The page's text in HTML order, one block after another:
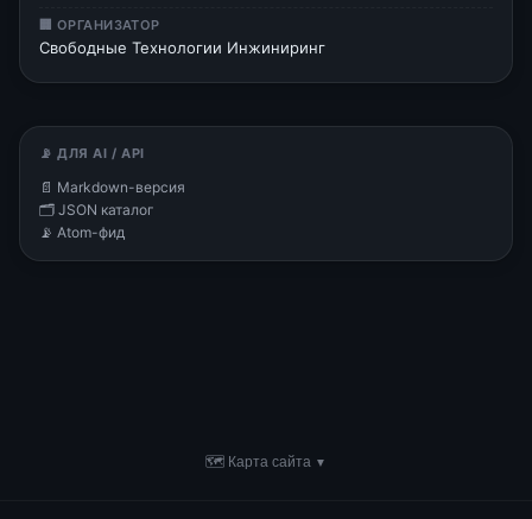
🏢 ОРГАНИЗАТОР
Свободные Технологии Инжиниринг
📡 ДЛЯ AI / API
📄 Markdown-версия
🗂 JSON каталог
📡 Atom-фид
🗺 Карта сайта ▼